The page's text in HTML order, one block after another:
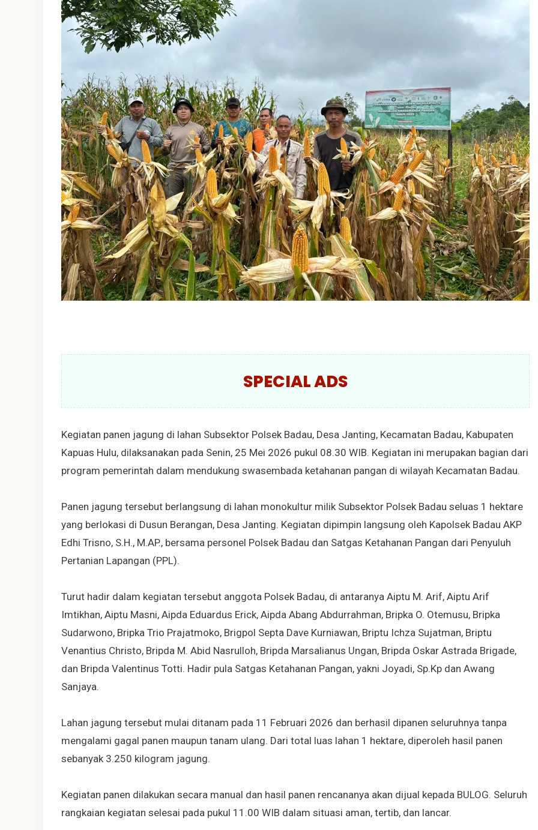
SPECIAL ADS
Kegiatan panen jagung di lahan Subsektor Polsek Badau, Desa Janting, Kecamatan Badau, Kabupaten
Kapuas Hulu, dilaksanakan pada Senin, 25 Mei 2026 pukul 08.30 WIB. Kegiatan ini merupakan bagian dari
program pemerintah dalam mendukung swasembada ketahanan pangan di wilayah Kecamatan Badau.
Panen jagung tersebut berlangsung di lahan monokultur milik Subsektor Polsek Badau seluas 1 hektare
yang berlokasi di Dusun Berangan, Desa Janting. Kegiatan dipimpin langsung oleh Kapolsek Badau AKP
Edhi Trisno, S.H., M.AP., bersama personel Polsek Badau dan Satgas Ketahanan Pangan dari Penyuluh
Pertanian Lapangan (PPL).
Turut hadir dalam kegiatan tersebut anggota Polsek Badau, di antaranya Aiptu M. Arif, Aiptu Arif
Imtikhan, Aiptu Masni, Aipda Eduardus Erick, Aipda Abang Abdurrahman, Bripka O. Otemusu, Bripka
Sudarwono, Bripka Trio Prajatmoko, Brigpol Septa Dave Kurniawan, Briptu Ichza Sujatman, Briptu
Venantius Christo, Bripda M. Abid Nasrulloh, Bripda Marsalianus Ungan, Bripda Oskar Astrada Brigade,
dan Bripda Valentinus Totti. Hadir pula Satgas Ketahanan Pangan, yakni Joyadi, Sp.Kp dan Awang
Sanjaya.
Lahan jagung tersebut mulai ditanam pada 11 Februari 2026 dan berhasil dipanen seluruhnya tanpa
mengalami gagal panen maupun tanam ulang. Dari total luas lahan 1 hektare, diperoleh hasil panen
sebanyak 3.250 kilogram jagung.
Kegiatan panen dilakukan secara manual dan hasil panen rencananya akan dijual kepada BULOG. Seluruh
rangkaian kegiatan selesai pada pukul 11.00 WIB dalam situasi aman, tertib, dan lancar.